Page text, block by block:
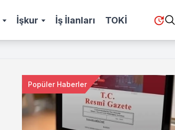
İşkur İş İlanları TOKİ
Popüler Haberler